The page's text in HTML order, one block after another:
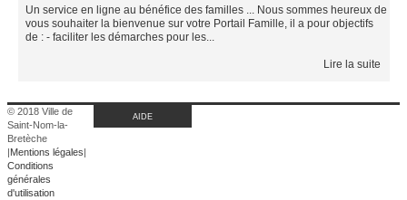
Un service en ligne au bénéfice des familles ... Nous sommes heureux de
vous souhaiter la bienvenue sur votre Portail Famille, il a pour objectifs
de : - faciliter les démarches pour les...
Lire la suite
© 2018 Ville de
Saint-Nom-la-
Bretèche
Mentions légales
Conditions
générales
d'utilisation
AIDE